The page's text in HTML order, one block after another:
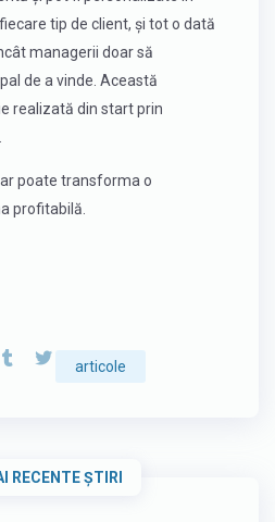
tip de client, și tot o dată
managerii doar să
de a vinde. Această
realizată din start prin
poate transforma o
profitabilă.
articole
RECENTE ȘTIRI